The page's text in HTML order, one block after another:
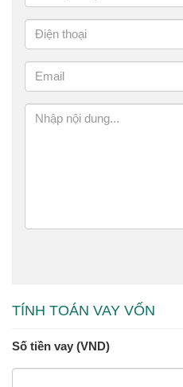
TÍNH TOÁN VAY VỐN
Số tiền vay (VND)